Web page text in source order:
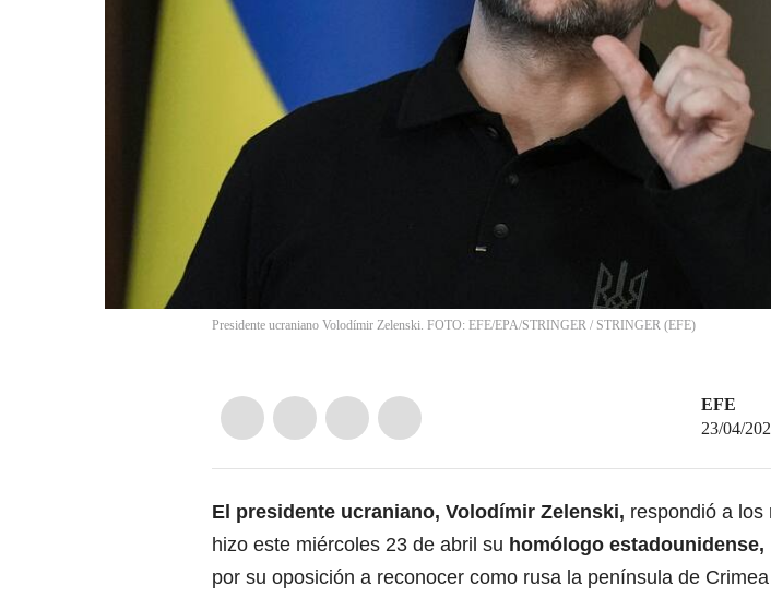
Presidente ucraniano Volodímir Zelenski. FOTO: EFE/EPA/STRINGER / STRINGER (EFE)
EFE
23/04/
El presidente ucraniano, Volodímir Zelenski, respondió a los
hizo este miércoles 23 de abril su homólogo estadounidense,
por su oposición a reconocer como rusa la península de